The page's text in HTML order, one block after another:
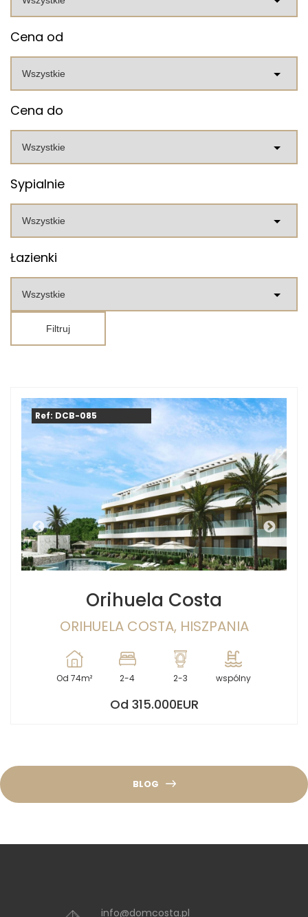
Cena od
Cena do
Sypialnie
Łazienki
Filtruj
Ref: DCB-085
Orihuela Costa
ORIHUELA COSTA, HISZPANIA
Od 74m² 2-4 2-3 wspólny
Od 315.000EUR
BLOG
info@domcosta.pl